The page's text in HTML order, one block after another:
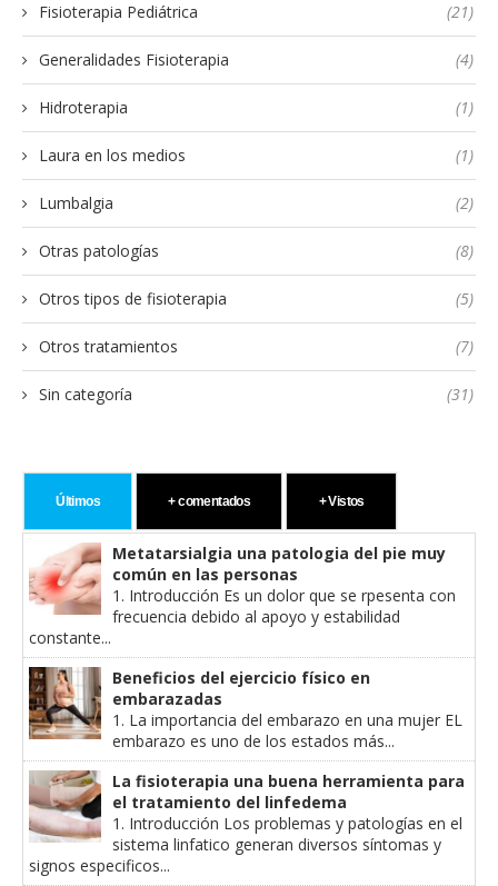
Fisioterapia Pediátrica (21)
Generalidades Fisioterapia (4)
Hidroterapia (1)
Laura en los medios (1)
Lumbalgia (2)
Otras patologías (8)
Otros tipos de fisioterapia (5)
Otros tratamientos (7)
Sin categoría (31)
Últimos + comentados + Vistos
Metatarsialgia una patologia del pie muy
común en las personas
1. Introducción Es un dolor que se rpesenta con
frecuencia debido al apoyo y estabilidad
constante...
Beneficios del ejercicio físico en
embarazadas
1. La importancia del embarazo en una mujer EL
embarazo es uno de los estados más...
La fisioterapia una buena herramienta para
el tratamiento del linfedema
1. Introducción Los problemas y patologías en el
sistema linfatico generan diversos síntomas y
signos especificos...